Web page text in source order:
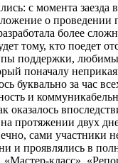
с момента заезда
о
более
тому, кто поедет
поддержки,
поначалу
буквально за час
и
протяжении двух
сами участники
и проявлялись в
класс»,